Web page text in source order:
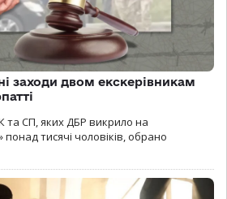
заходи двом екскерівникам
та СП, яких ДБР викрило на
тисячі чоловіків, обрано